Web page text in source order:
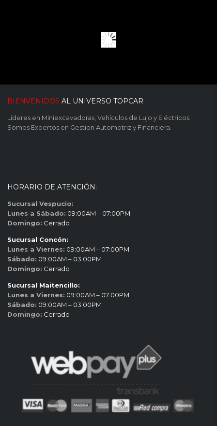
BIENVENIDOS AL UNIVERSO TOPCAR
Líderes en Miniexcavadoras, Vehículos de Lujo y Eléctricos.
Somos Expertos en Gestion Automotriz y Financiera.
HORARIO DE ATENCIÓN:
Sucursal Vespucio:
Lunes a Sábado: 09:00AM – 07:00PM
Domingo: Cerrado
Sucursal Concón:
Lunes a Viernes: 09:00AM – 07:00PM
Sábado: 09:00AM – 03:00PM
Domingo: Cerrado
Sucursal Maitencillo:
Lunes a Viernes: 09:00AM – 07:00PM
Sábado: 09:00AM – 03:00PM
Domingo: Cerrado